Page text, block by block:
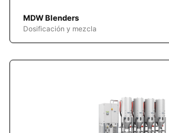
MDW Blenders
Dosificación y mezcla